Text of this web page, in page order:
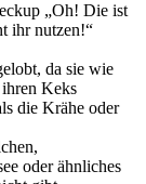
„Oh! Die ist
ihr nutzen!“
da sie wie
Keks
die Krähe oder
oder ähnliches